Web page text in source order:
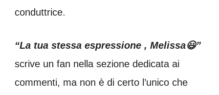
conduttrice.
“La tua stessa espressione , Melissa😃”
scrive un fan nella sezione dedicata ai
commenti, ma non è di certo l’unico che